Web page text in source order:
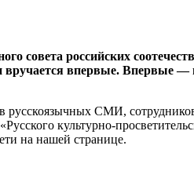
совета российских
вручается впервые. Впервые
русскоязычных СМИ,
культурно-
на нашей странице.